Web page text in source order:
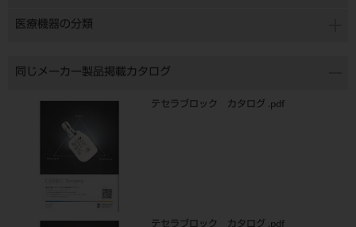
医療機器の分類
同じメーカー製品掲載カタログ
テセラブロック カタログ .pdf
テセラブロック カタログ .pdf